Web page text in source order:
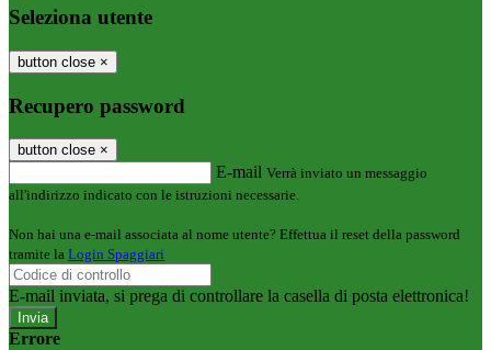
Seleziona utente
button close ×
Recupero password
button close ×
E-mail Verrà inviato un messaggio
all'indirizzo indicato con le istruzioni necessarie.
Non hai una e-mail associata al nome utente? Effettua il reset della password
tramite la Login Spaggiari
E-mail inviata, si prega di controllare la casella di posta elettronica!
Errore